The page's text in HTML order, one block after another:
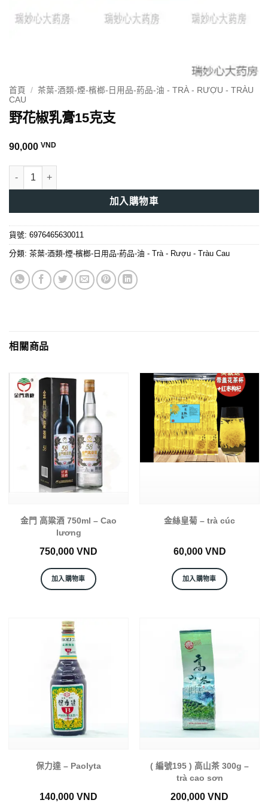
首頁 / 茶葉-酒類-煙-檳榔-日用品-葯品-油 - TRÀ - RƯỢU - TRÀU
CAU
野花椒乳膏15克支
90,000 VND
野花椒乳膏15克支 數量
加入購物車
貨號: 6976465630011
分類: 茶葉-酒類-煙-檳榔-日用品-葯品-油 - Trà - Rượu - Tràu Cau
相關商品
金門 高粱酒 750ml – Cao
lương
750,000 VND
加入購物車
金絲皇菊 – trà cúc
60,000 VND
加入購物車
保力達 – Paolyta
140,000 VND
( 編號195 ) 高山茶 300g –
trà cao sơn
200,000 VND